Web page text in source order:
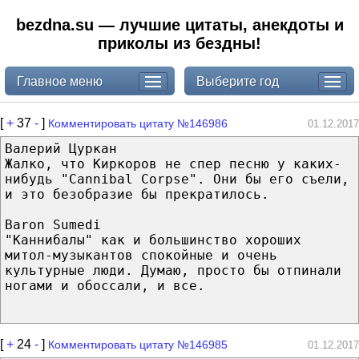
bezdna.su — лучшие цитаты, анекдоты и
приколы из бездны!
Главное меню Выберите год
[+ 37 - ] Комментировать цитату №146986 01.12.2017
Валерий Цуркан
Жалко, что Киркоров не спер песню у каких-
нибудь "Cannibal Corpse". Они бы его съели,
и это безобразие бы прекратилось.
Baron Sumedi
"Каннибалы" как и большинство хороших
митол-музыкантов спокойные и очень
культурные люди. Думаю, просто бы отпинали
ногами и обоссали, и все.
[+ 24 - ] Комментировать цитату №146985 01.12.2017